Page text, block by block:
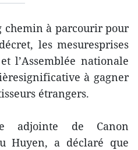
chemin à parcourir pour
les mesuresprises
l’Assemblée nationale
à gagner
étrangers.
adjointe de Canon
Huyen, a déclaré que